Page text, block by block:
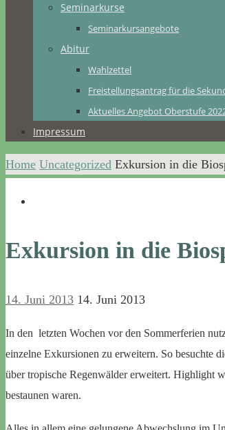
Seminarkurse
Seminarkursangebote
Abitur
Wahlzettel
Freistellungsantrag für die
Aktuelles Angebot Oberstufe
Impressum
Home Uncategorized Exkursion in die
Exkursion in die
14. Juni 2013 14. Juni 2013
In den letzten Wochen vor den Sommerferien
einzelne Exkursionen zu erweitern. So besuchte
über tropische Regenwälder erweitert. Highlight
bestaunen waren.